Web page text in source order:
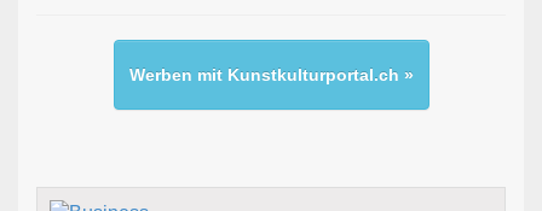
Werben mit Kunstkulturportal.ch »